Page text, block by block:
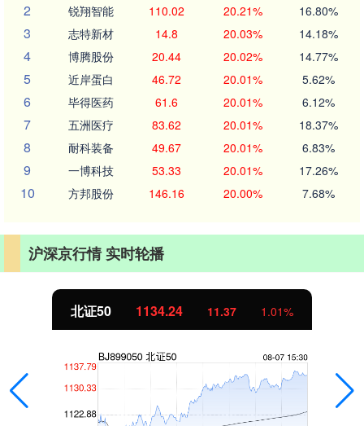
2 锐翔智能 110.02 20.21% 16.80%
3 志特新材 14.8 20.03% 14.18%
4 博腾股份 20.44 20.02% 14.77%
5 近岸蛋白 46.72 20.01% 5.62%
6 毕得医药 61.6 20.01% 6.12%
7 五洲医疗 83.62 20.01% 18.37%
8 耐科装备 49.67 20.01% 6.83%
9 一博科技 53.33 20.01% 17.26%
10 方邦股份 146.16 20.00% 7.68%
沪深京行情 实时轮播
北证50 1134.24 11.37 1.01%